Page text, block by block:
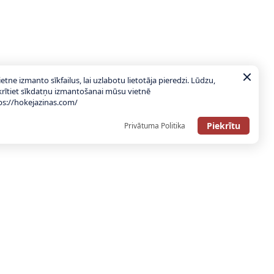
izmanto sīkfailus, lai uzlabotu lietotāja pieredzi. Lūdzu,
sīkdatņu izmantošanai mūsu vietnē
hokejazinas.com/
Privātuma Politika Piekrītu